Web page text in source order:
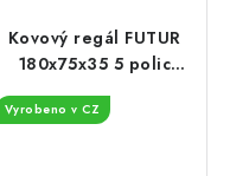
Kovový regál FUTUR
180x75x35 5 polic
Nosnost 1250 KG -
Pozinkovaný
Vyrobeno v CZ